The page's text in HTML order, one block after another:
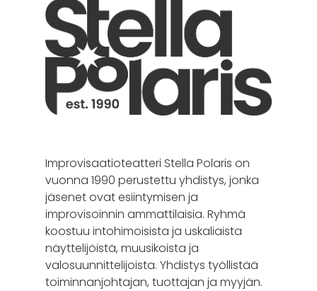
Improvisaatioteatteri Stella Polaris on
vuonna 1990 perustettu yhdistys, jonka
jäsenet ovat esiintymisen ja
improvisoinnin ammattilaisia. Ryhmä
koostuu intohimoisista ja uskaliaista
näyttelijöistä, muusikoista ja
valosuunnittelijoista. Yhdistys työllistää
toiminnanjohtajan, tuottajan ja myyjän.